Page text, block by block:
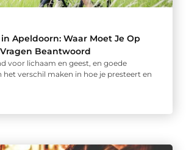
Apeldoorn: Waar Moet Je Op
Beantwoord
voor lichaam en geest, en goede
het verschil maken in hoe je presteert en